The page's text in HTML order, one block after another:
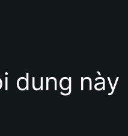
dung này